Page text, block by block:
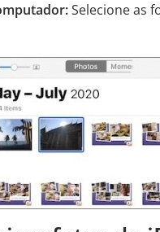
Selecione as